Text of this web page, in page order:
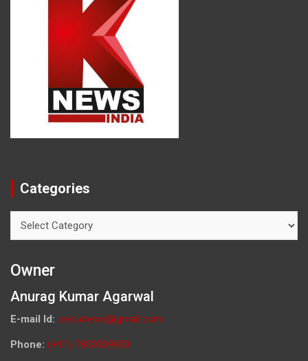
Categories
Owner
Anurag Kumar Agarwal
E-mail Id: ceo.knews@gmail.com
Phone: (+91) 7800009900